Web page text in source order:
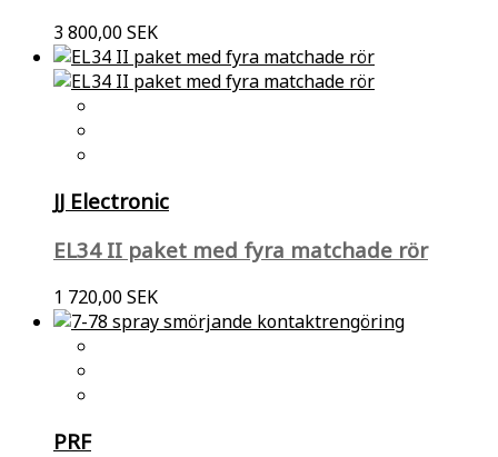
3 800,00 SEK
JJ Electronic
EL34 II paket med fyra matchade rör
1 720,00 SEK
PRF